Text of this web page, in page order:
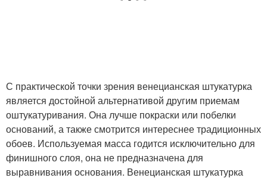
С практической точки зрения венецианская штукатурка
является достойной альтернативой другим приемам
оштукатуривания. Она лучше покраски или побелки
оснований, а также смотрится интереснее традиционных
обоев. Используемая масса годится исключительно для
финишного слоя, она не предназначена для
выравнивания основания. Венецианская штукатурка